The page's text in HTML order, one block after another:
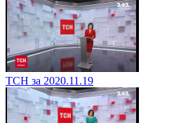
ТСН за 2020.11.19